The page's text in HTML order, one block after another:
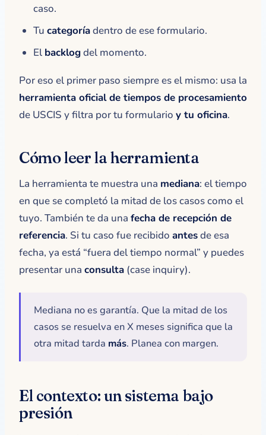
caso.
Tu categoríadentro de ese formulario.
El backlogdel momento.
Por eso el primer paso siempre es el mismo: usa la
herramienta oficial de tiempos de procesamiento
de USCIS y filtra por tu formulario y tu oficina.
Cómo leer la herramienta
La herramienta te muestra una mediana: el tiempo
en que se completó la mitad de los casos como el
tuyo. También te da una fecha de recepción de
referencia. Si tu caso fue recibido antesde esa
fecha, ya está “fuera del tiempo normal” y puedes
presentar una consulta (case inquiry).
Mediana no es garantía. Que la mitad de los
casos se resuelva en X meses significa que la
otra mitad tarda más. Planea con margen.
El contexto: un sistema bajo
presión